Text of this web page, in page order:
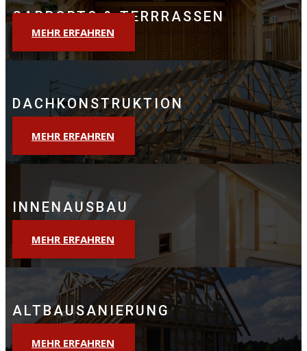
CARPORTS & TERRRASSEN
MEHR ERFAHREN
DACHKONSTRUKTION
MEHR ERFAHREN
INNENAUSBAU
MEHR ERFAHREN
ALTBAUSANIERUNG
MEHR ERFAHREN